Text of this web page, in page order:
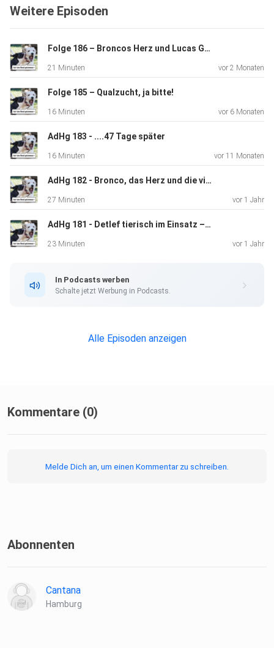
Weitere Episoden
Folge 186 – Broncos Herz und Lucas Gewitter
21 Minuten vor 2 Monaten
Folge 185 – Qualzucht, ja bitte!
16 Minuten vor 6 Monaten
AdHg 183 - ....47 Tage später
16 Minuten vor 11 Monaten
AdHg 182 - Bronco, das Herz und die vielen Arztbesuche
27 Minuten vor 1 Jahr
AdHg 181 - Detlef tierisch im Einsatz – und ich tierisch skeptisch
23 Minuten vor 1 Jahr
In Podcasts werben
Schalte jetzt Werbung in Podcasts.
Alle Episoden anzeigen
Kommentare (0)
Melde Dich an, um einen Kommentar zu schreiben.
Abonnenten
Cantana
Hamburg